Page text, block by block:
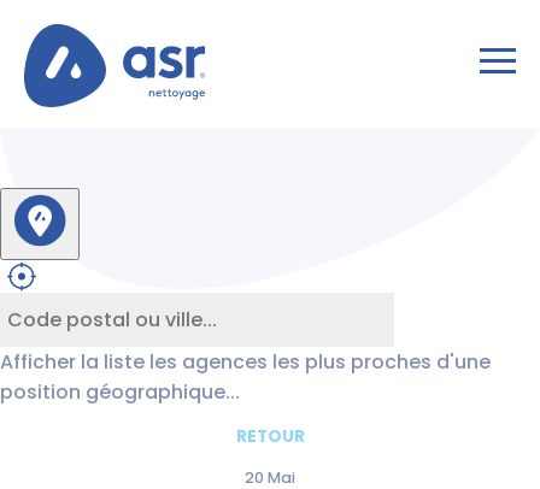
Afficher la liste les agences les plus proches d'une
position géographique...
RETOUR
20 Mai